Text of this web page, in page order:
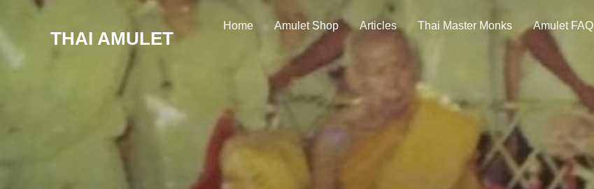
to
THAI AMULET
Home Amulet Shop Articles Thai Master Monks Amulet FAQ